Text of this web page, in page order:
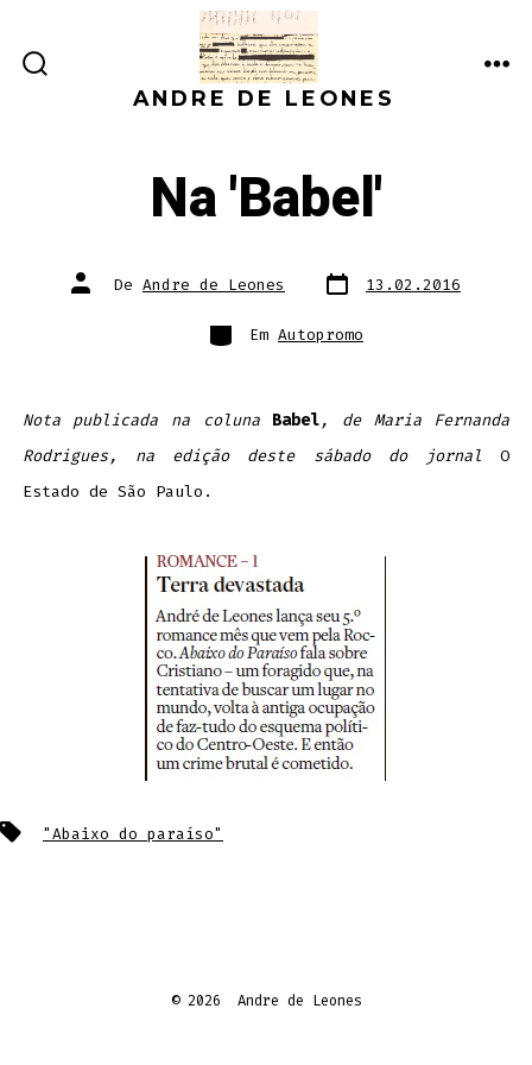
direto
PESQUISAANDRE DE LEONES
Na 'Babel'
Autor
do De Andre de Leones Data
do
13.02.2016
Categorias
Em Autopromo
Nota publicada na coluna Babel, de Maria Fernanda
Rodrigues, na edição deste sábado do jornal O
Estado de São Paulo.
Tags "Abaixo do paraíso"
© 2026 Andre de Leones